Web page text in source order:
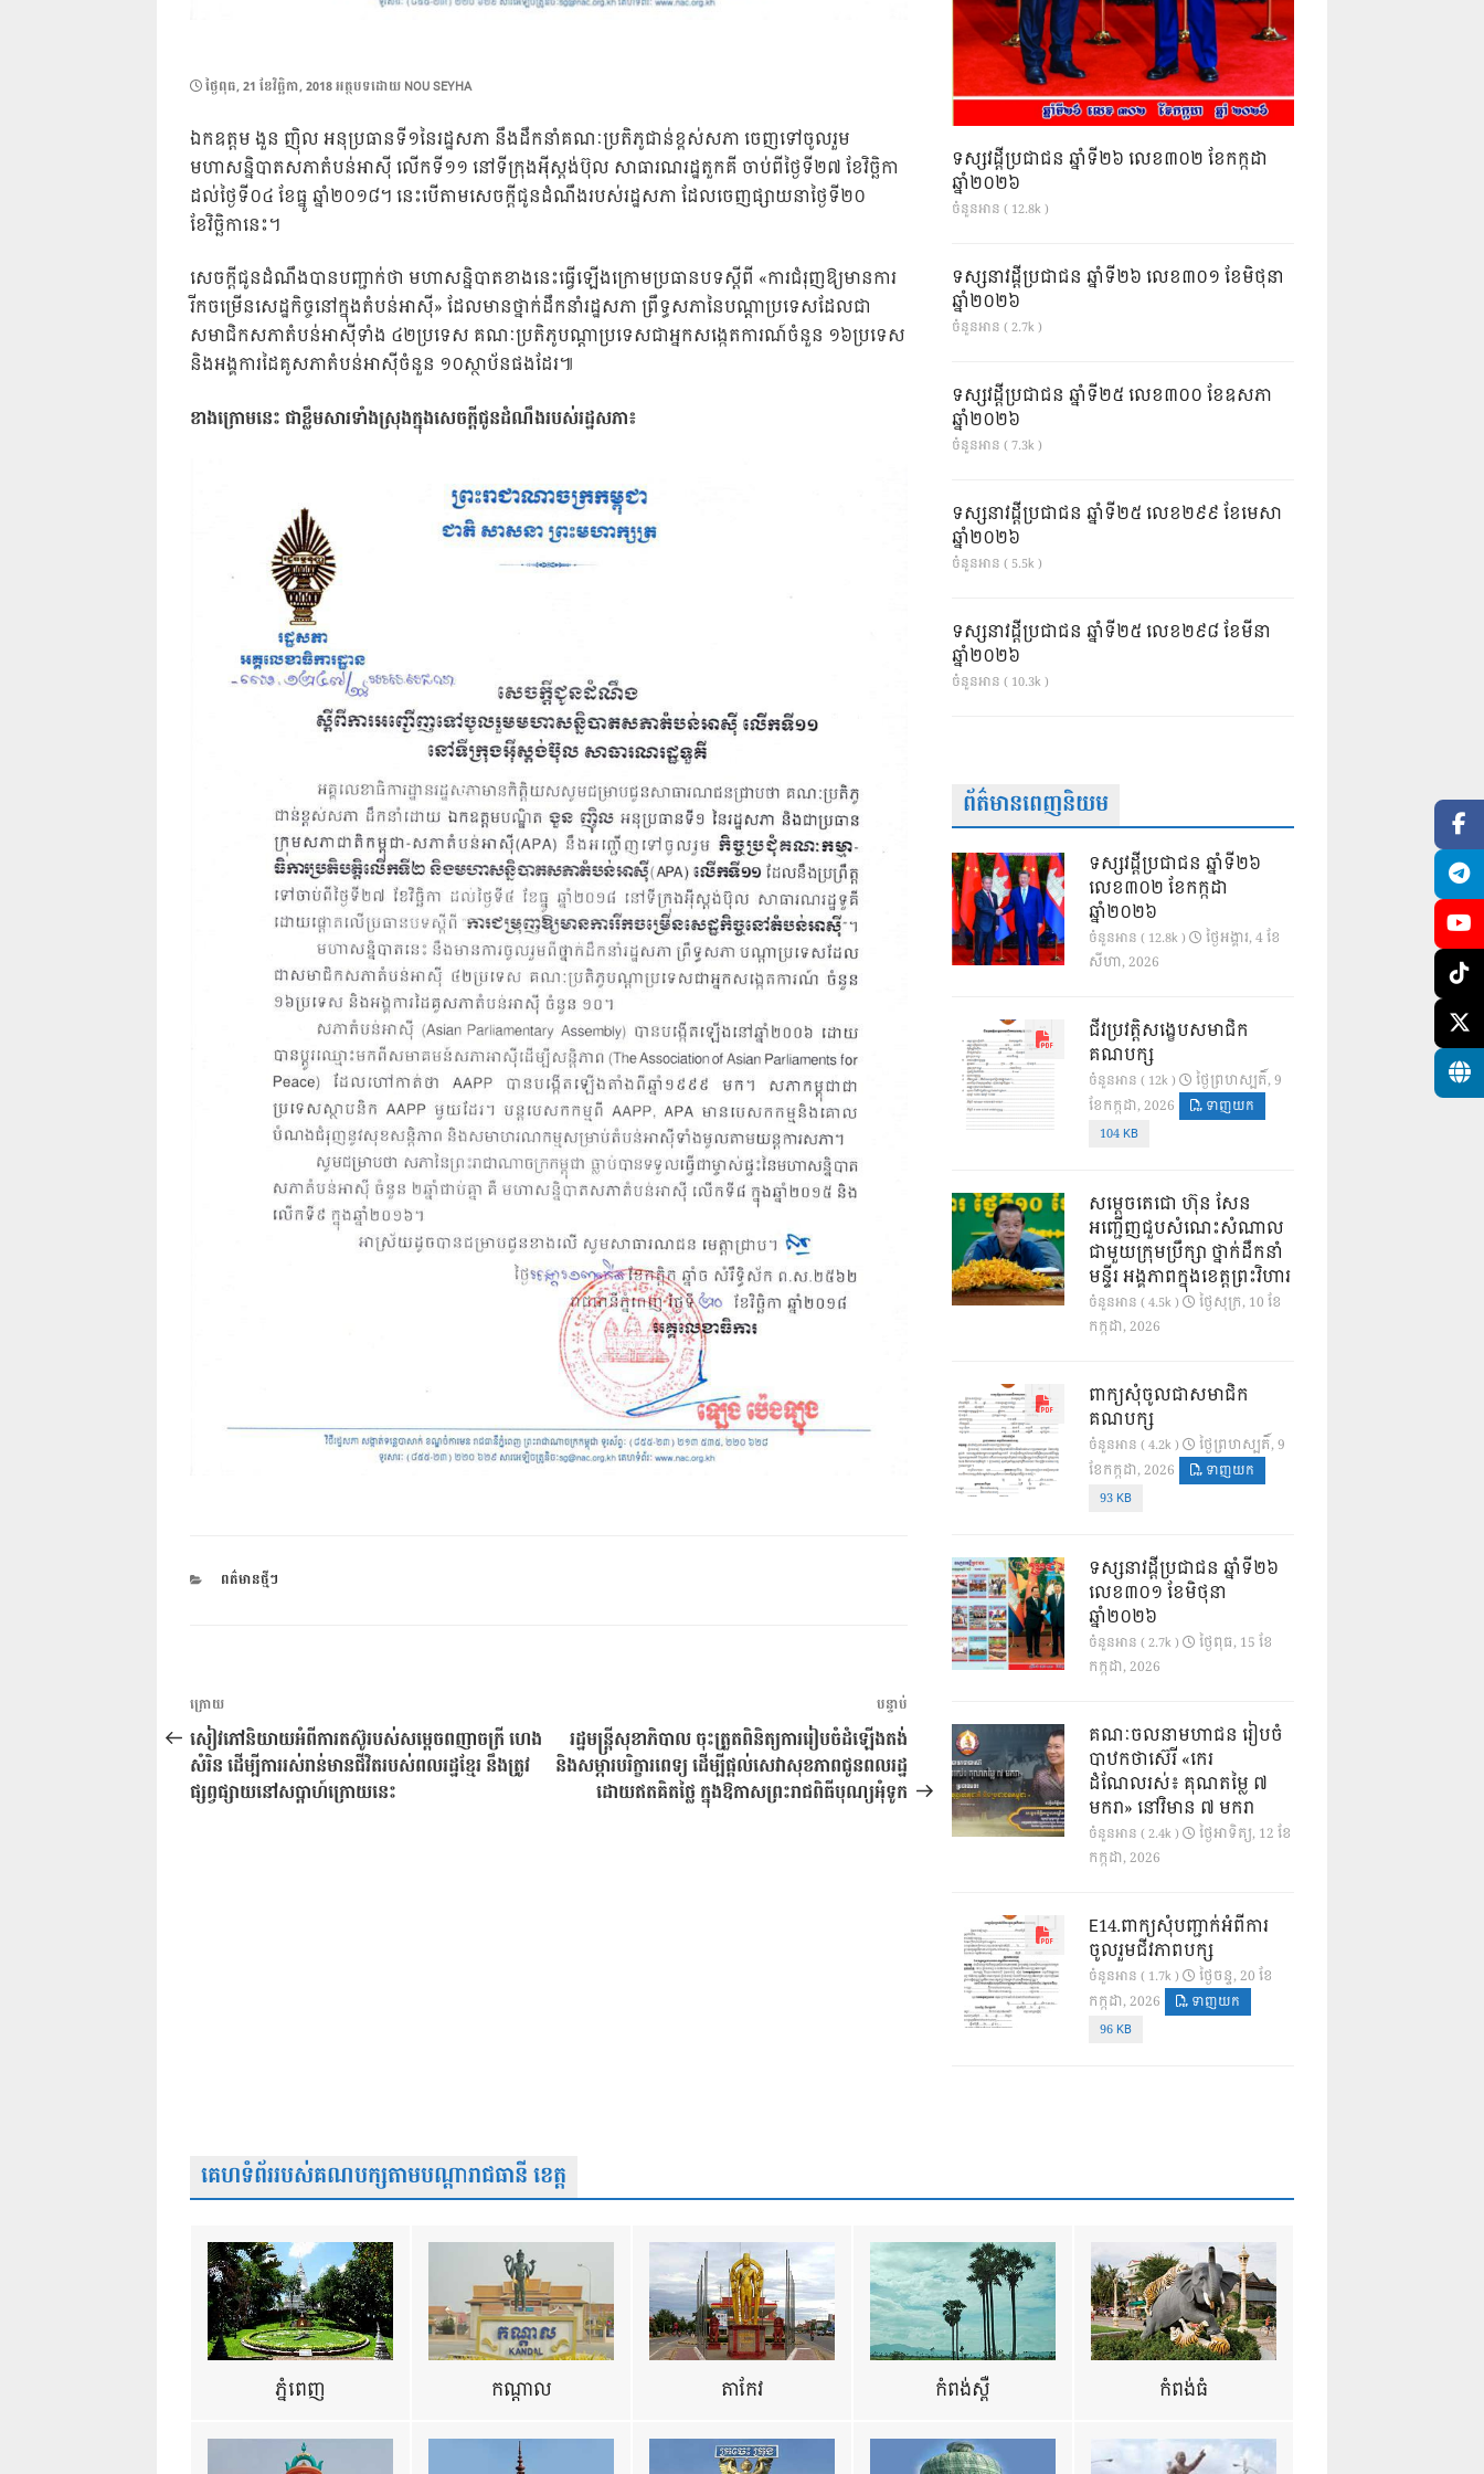
POSTED
ថ្ងៃ​ពុធ, 21 ខែ​វិច្ឆិកា, 2018អត្ថបទដោយ NOU SEYHA
ឯកឧត្តម ងួន ញ៉ិល អនុប្រធានទី១នៃរដ្ឋសភា នឹងដឹកនាំគណៈប្រតិភូជាន់ខ្ពស់សភា ចេញទៅចូលរួម
មហាសន្និបាតសភាតំបន់អាស៊ី លើកទី១១ នៅទីក្រុងអ៉ីស្ដង់ប៊ុល សាធារណរដ្ឋតួកគី ចាប់ពីថ្ងៃទី២៧ ខែវិច្ឆិកា
ដល់ថ្ងៃទី០៤ ខែធ្នូ ឆ្នាំ២០១៨។ នេះបើតាមសេចក្ដីជូនដំណឹងរបស់រដ្ឋសភា ដែលចេញផ្សាយនាថ្ងៃទី២០
ខែវិច្ឆិកានេះ។
សេចក្ដីជូនដំណឹងបានបញ្ជាក់ថា មហាសន្និបាតខាងនេះធ្វើឡើងក្រោមប្រធានបទស្ដីពី «ការជំរុញឱ្យមានការ
រីកចម្រើនសេដ្ឋកិច្ចនៅក្នុងតំបន់អាស៊ី» ដែលមានថ្នាក់ដឹកនាំរដ្ឋសភា ព្រឹទ្ធសភានៃបណ្ដាប្រទេសដែលជា
សមាជិកសភាតំបន់អាស៊ីទាំង ៤២ប្រទេស គណៈប្រតិភូបណ្ដាប្រទេសជាអ្នកសង្កេតការណ៍ចំនួន ១៦ប្រទេស
និងអង្គការដៃគូសភាតំបន់អាស៊ីចំនួន ១០ស្ថាប័នផងដែរ៕
ខាងក្រោមនេះ ជាខ្លឹមសារទាំងស្រុងក្នុងសេចក្ដីជូនដំណឹងរបស់រដ្ឋសភា៖
CATEGORIES
ពត៌មានថ្មីៗ
ការ​
នាំទិស​
ប្រកាស
អត្ថបទ
មុន
ក្រោយ
សៀវភៅនិយាយអំពីការតស៊ូរបស់សម្ដេចពញាចក្រី ហេង
សំរិន ដើម្បីការ​រស់រាន់មានជីវិតរបស់ពលរដ្ឋខ្មែរ ​នឹងត្រូវ
ផ្សព្វផ្សាយនៅសប្ដាហ៍ក្រោយនេះ
បន្ទាប់
រដ្ឋមន្ដ្រីសុខាភិបាល ចុះត្រួតពិនិត្យការរៀបចំដំឡើងតង់
និងសម្ភារបរិក្ខារពេទ្យ ដើម្បីផ្ដល់សេវាសុខភាពជូនពលរដ្ឋ
ដោយឥតគិតថ្លៃ ក្នុងឱកាសព្រះរាជពិធីបុណ្យអុំទូក
ទស្សវដ្តីប្រជាជន ឆ្នាំទី២៦ លេខ៣០២ ខែកក្កដា
ឆ្នាំ២០២៦
ចំនួនអាន ( 12.8k )
ទស្សនាវដ្ដីប្រជាជន ឆ្នាំទី២៦ លេខ៣០១ ខែមិថុនា
ឆ្នាំ២០២៦
ចំនួនអាន ( 2.7k )
ទស្សវដ្តីប្រជាជន ឆ្នាំទី២៥ លេខ៣០០ ខែឧសភា
ឆ្នាំ២០២៦
ចំនួនអាន ( 7.3k )
ទស្សនាវដ្ដីប្រជាជន ឆ្នាំទី២៥ លេខ២៩៩ ខែមេសា
ឆ្នាំ២០២៦
ចំនួនអាន ( 5.5k )
ទស្សនាវដ្ដីប្រជាជន ឆ្នាំទី២៥ លេខ២៩៨ ខែមីនា
ឆ្នាំ២០២៦
ចំនួនអាន ( 10.3k )
ព័ត៌មានពេញនិយម
ទស្សវដ្តីប្រជាជន ឆ្នាំទី២៦
លេខ៣០២ ខែកក្កដា
ឆ្នាំ២០២៦
ចំនួនអាន ( 12.8k )
ថ្ងៃ​អង្គារ, 4 ខែ​
សីហា, 2026
ជីវប្រវត្តិសង្ខេបសមាជិក
គណបក្ស
ចំនួនអាន ( 12k )
ថ្ងៃ​ព្រហស្បតិ៍, 9
ខែ​កក្កដា, 2026
ទាញយក
104 KB
សម្តេចតេជោ ហ៊ុន សែន
អញ្ជើញជួបសំណេះសំណាល
ជាមួយក្រុមប្រឹក្សា ថ្នាក់ដឹកនាំ
មន្ទីរ អង្គភាពក្នុងខេត្តព្រះវិហារ
ចំនួនអាន ( 4.5k )
ថ្ងៃ​សុក្រ, 10 ខែ​
កក្កដា, 2026
ពាក្យសុំចូលជាសមាជិក
គណបក្ស
ចំនួនអាន ( 4.2k )
ថ្ងៃ​ព្រហស្បតិ៍, 9
ខែ​កក្កដា, 2026
ទាញយក
93 KB
ទស្សនាវដ្ដីប្រជាជន ឆ្នាំទី២៦
លេខ៣០១ ខែមិថុនា
ឆ្នាំ២០២៦
ចំនួនអាន ( 2.7k )
ថ្ងៃ​ពុធ, 15 ខែ​
កក្កដា, 2026
គណៈចលនាមហាជន រៀបចំ
បាឋកថាស៊េរី «កេរ
ដំណែលរស់៖ គុណតម្លៃ ៧
មករា» នៅវិមាន ៧ មករា
ចំនួនអាន ( 2.4k )
ថ្ងៃ​អាទិត្យ, 12 ខែ​
កក្កដា, 2026
E14.ពាក្យសុំបញ្ជាក់អំពីការ
ចូលរួមជីវភាពបក្ស
ចំនួនអាន ( 1.7k )
ថ្ងៃ​ចន្ទ, 20 ខែ​
កក្កដា, 2026
ទាញយក
96 KB
គេហទំព័ររបស់គណបក្សតាមបណ្តារាជធានី ខេត្ត
ភ្នំពេញ កណ្តាល តាកែវ កំពង់ស្ពឺ កំពង់ធំ